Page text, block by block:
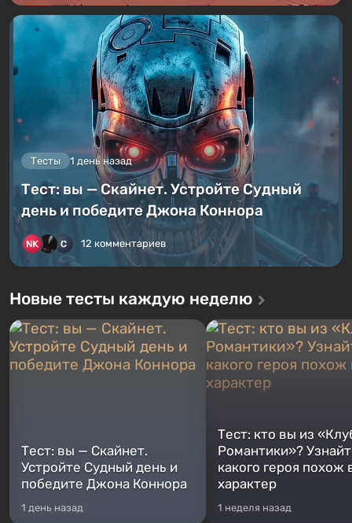
Тесты 1 день назад
Тест: вы — Скайнет. Устройте Судный
день и победите Джона Коннора
12 комментариев
Новые тесты каждую неделю
Тест: вы — Скайнет.
Устройте Судный день и
победите Джона Коннора
1 день назад
Тест: кто вы из
Романтики»?
какого героя похож
характер
1 неделя назад